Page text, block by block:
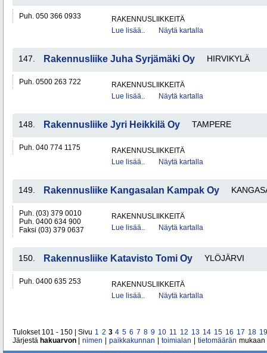
Puh. 050 366 0933
RAKENNUSLIIKKEITÄ
Lue lisää..
Näytä kartalla
147. Rakennusliike Juha Syrjämäki Oy HIRVIKYLÄ
Puh. 0500 263 722
RAKENNUSLIIKKEITÄ
Lue lisää..
Näytä kartalla
148. Rakennusliike Jyri Heikkilä Oy TAMPERE
Puh. 040 774 1175
RAKENNUSLIIKKEITÄ
Lue lisää..
Näytä kartalla
149. Rakennusliike Kangasalan Kampak Oy
Puh. (03) 379 0010
Puh. 0400 634 900
Faksi (03) 379 0637
RAKENNUSLIIKKEITÄ
Lue lisää..
Näytä kartalla
150. Rakennusliike Katavisto Tomi Oy YLÖJÄRVI
Puh. 0400 635 253
RAKENNUSLIIKKEITÄ
Lue lisää..
Näytä kartalla
Tulokset 101 - 150 | Sivu 1 2 3 4 5 6 7 8 9 10 11 12 13 14 15 16 17 18 19
Järjestä hakuarvon nimen paikkakunnan toimialan tietomäärän mukaan